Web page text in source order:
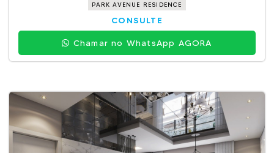
PARK AVENUE RESIDENCE
CONSULTE
Chamar no WhatsApp AGORA